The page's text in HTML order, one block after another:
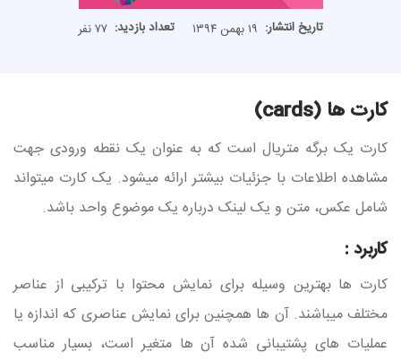
تاریخ انتشار: ۱۹ بهمن ۱۳۹۴ تعداد بازدید: ۷۷ نفر
کارت ها (cards)
کارت یک برگه متریال است که به عنوان یک نقطه ورودی جهت
مشاهده اطلاعات با جزئیات بیشتر ارائه میشود. یک کارت میتواند
شامل عکس، متن و یک لینک درباره یک موضوع واحد باشد.
کاربرد :
کارت ها بهترین وسیله برای نمایش محتوا با ترکیبی از عناصر
مختلف میباشند. آن ها همچنین برای نمایش عناصری که اندازه یا
عملیات های پشتیبانی شده آن ها متغیر است، بسیار مناسب